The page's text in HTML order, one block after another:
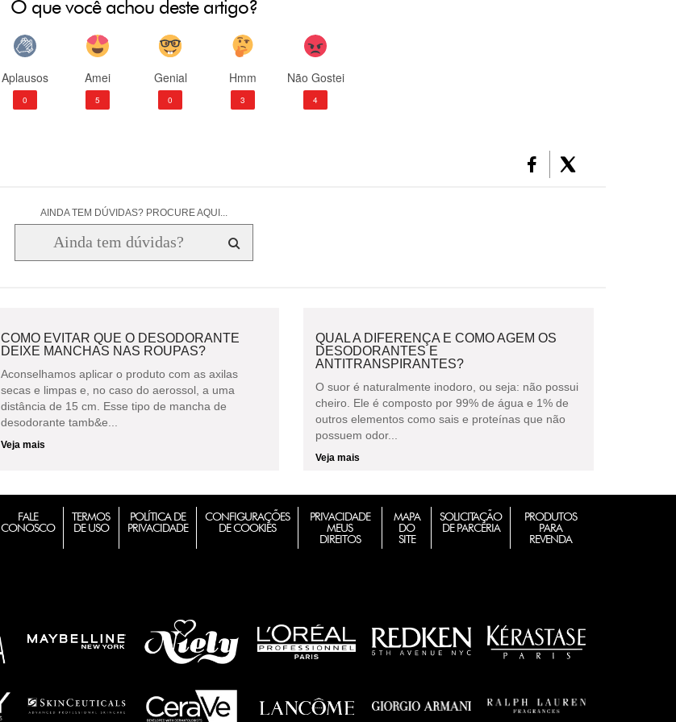
O que você achou deste artigo?
Aplausos
0
Amei
5
Genial
0
Hmm
3
Não Gostei
4
AINDA TEM DÚVIDAS? PROCURE AQUI...
COMO EVITAR QUE O DESODORANTE
DEIXE MANCHAS NAS ROUPAS?
Aconselhamos aplicar o produto com as axilas
secas e limpas e, no caso do aerossol, a uma
distância de 15 cm. Esse tipo de mancha de
desodorante tamb&e...
Veja mais
QUAL A DIFERENÇA E COMO AGEM OS
DESODORANTES E
ANTITRANSPIRANTES?
O suor é naturalmente inodoro, ou seja: não possui
cheiro. Ele é composto por 99% de água e 1% de
outros elementos como sais e proteínas que não
possuem odor...
Veja mais
FALE
CONOSCO
TERMOS
DE USO
POLÍTICA DE
PRIVACIDADE
CONFIGURAÇÕES
DE COOKIES
PRIVACIDADE
MEUS
DIREITOS
MAPA
DO
SITE
SOLICITAÇÃO
DE PARCERIA
PRODUTOS
PARA
REVENDA